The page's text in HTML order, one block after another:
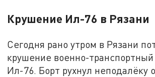
Крушение Ил-76 в Рязани
Сегодня рано утром в Рязани
крушение военно-
Ил-76. Борт рухнул неподалёку